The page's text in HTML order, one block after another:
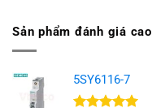
Sản phẩm đánh giá cao
5SY6116-7